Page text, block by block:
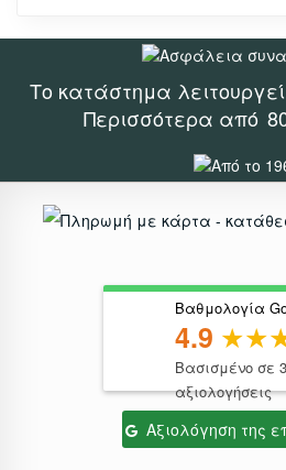
Το κατάστημα
Περισσότερα από
Βαθμολογία
4.9
Βασισμένο σε
αξιολογήσεις
Αξιολόγηση της